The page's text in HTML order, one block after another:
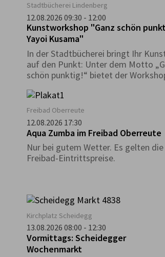
Stadtbücherei Lindenberg
12.08.2026 09:30 - 12:00
Kunstworkshop "Ganz schön
Yayoi Kusama"
In der Stadtbücherei bringt Ihr
auf den Punkt: Unter dem Motto
schön punktig!“ bietet der
das Leben und fröhlich-bunte Werk
japanischen Künstlerin Yayoi Kusama
einzutauchen. Mit verschiedenen
Materialien lassen wir Punkte und
Farben tanzen.
Freibad Oberreute
12.08.2026 17:30
Aqua Zumba im Freibad Oberreute
Nur bei gutem Wetter. Es gelten die
Freibad-Eintrittspreise.
Kirchplatz Scheidegg
13.08.2026 08:00 - 12:30
Vormittags: Scheidegger
Wochenmarkt